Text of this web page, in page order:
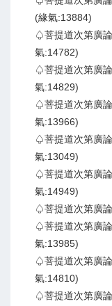
(緣氣:13884)
♤菩提道次第廣
氣:14782)
♤菩提道次第廣
氣:14829)
♤菩提道次第廣
氣:13966)
♤菩提道次第廣
氣:13049)
♤菩提道次第廣
氣:14949)
♤菩提道次第廣
♤菩提道次第廣
氣:13985)
♤菩提道次第廣
氣:14810)
♤菩提道次第廣